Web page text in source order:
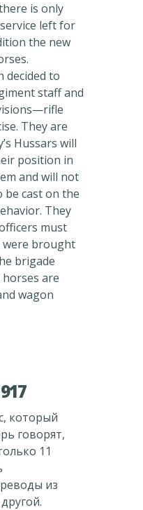
is only
left for
the new
decided to
staff and
They are
Hussars will
position in
and will not
be cast on the
They
must
were brought
brigade
are
wagon
который
говорят,
11
из